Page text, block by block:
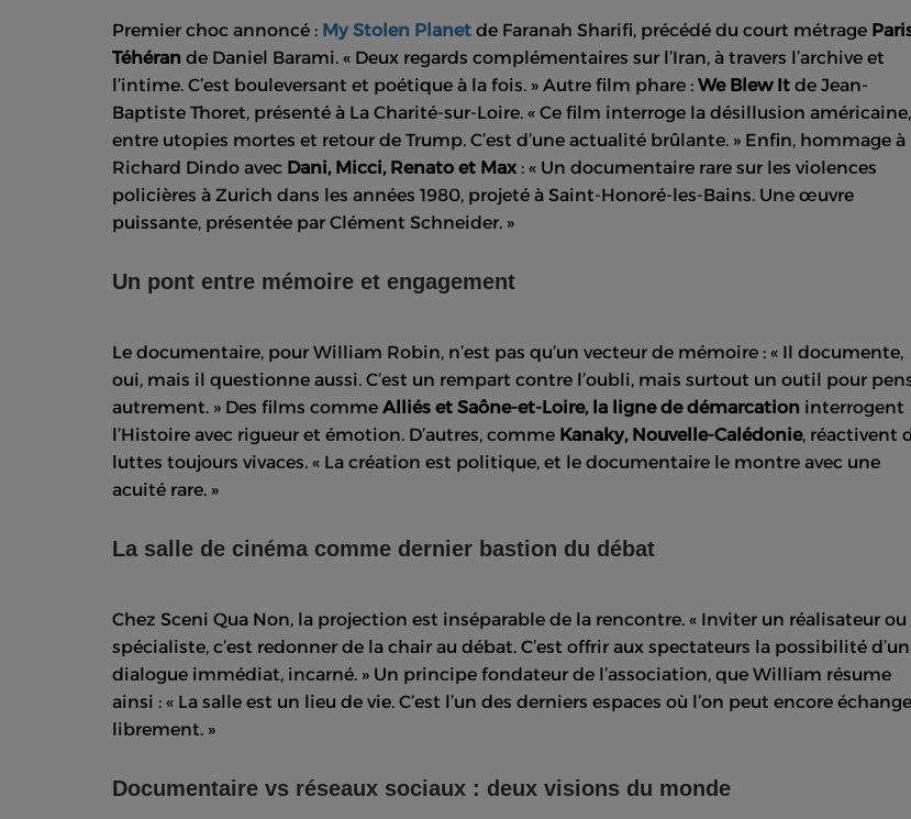
Premier choc annoncé : My Stolen Planet de Faranah Sharifi, précédé du court métrage
Téhéran de Daniel Barami. « Deux regards complémentaires sur l’Iran, à travers l’archive et
l’intime. C’est bouleversant et poétique à la fois. » Autre film phare : We Blew It de Jean-
Baptiste Thoret, présenté à La Charité-sur-Loire. « Ce film interroge la désillusion américaine,
entre utopies mortes et retour de Trump. C’est d’une actualité brûlante. » Enfin, hommage à
Richard Dindo avec Dani, Micci, Renato et Max: « Un documentaire rare sur les violences
policières à Zurich dans les années 1980, projeté à Saint-Honoré-les-Bains. Une œuvre
puissante, présentée par Clément Schneider. »
Un pont entre mémoire et engagement
Le documentaire, pour William Robin, n’est pas qu’un vecteur de mémoire : « Il documente,
oui, mais il questionne aussi. C’est un rempart contre l’oubli, mais surtout un outil pour
autrement. » Des films comme Alliés et Saône-et-Loire, la ligne de démarcation interrogent
l’Histoire avec rigueur et émotion. D’autres, comme Kanaky, Nouvelle-Calédonie, réactivent
luttes toujours vivaces. « La création est politique, et le documentaire le montre avec une
acuité rare. »
La salle de cinéma comme dernier bastion du débat
Chez Sceni Qua Non, la projection est inséparable de la rencontre. « Inviter un réalisateur ou
spécialiste, c’est redonner de la chair au débat. C’est offrir aux spectateurs la possibilité d’un
dialogue immédiat, incarné. » Un principe fondateur de l’association, que William résume
ainsi : « La salle est un lieu de vie. C’est l’un des derniers espaces où l’on peut encore
librement. »
Documentaire vs réseaux sociaux : deux visions du monde